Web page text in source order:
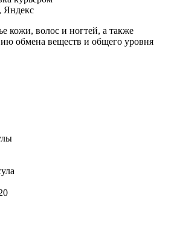
кожи, волос и ногтей, а также
обмена веществ и общего уровня